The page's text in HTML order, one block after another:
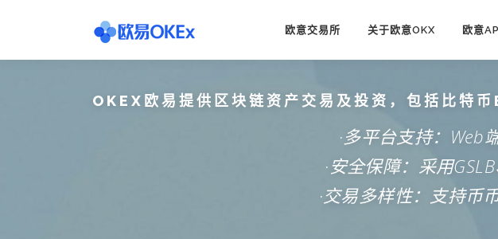
欧意交易所 关于欧意OKX 欧意
OKEX欧易提供区块链资产交易及投资，包括比特
·多平台支持：Web
·安全保障：采用
·交易多样性：支持币